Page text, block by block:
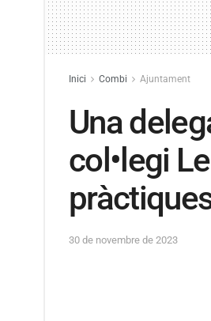
Inici Combi Ajuntament
Una
col•legi
30 de novembre de 2023